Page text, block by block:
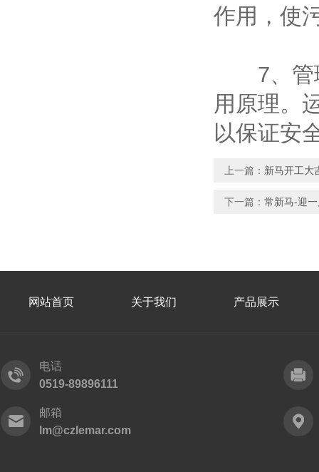
作用，使
7、管理
用原理。
以保证安
上一篇： 新马开工大
下一篇： 常新马-迎
网站首页 关于我们 产品展示
电话
0519-89896111
邮箱
lm@czlemar.com